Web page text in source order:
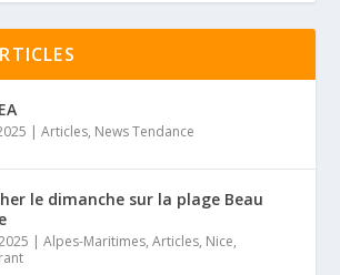
|Articles, News Tendance
le dimanche sur la plage Beau
|Alpes-Maritimes,Articles, Nice,